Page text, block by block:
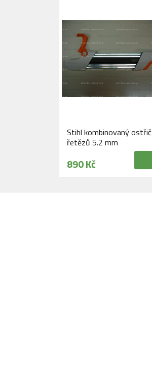
Stihl kombinovaný ostřič
řetězů 5.2 mm
890 Kč